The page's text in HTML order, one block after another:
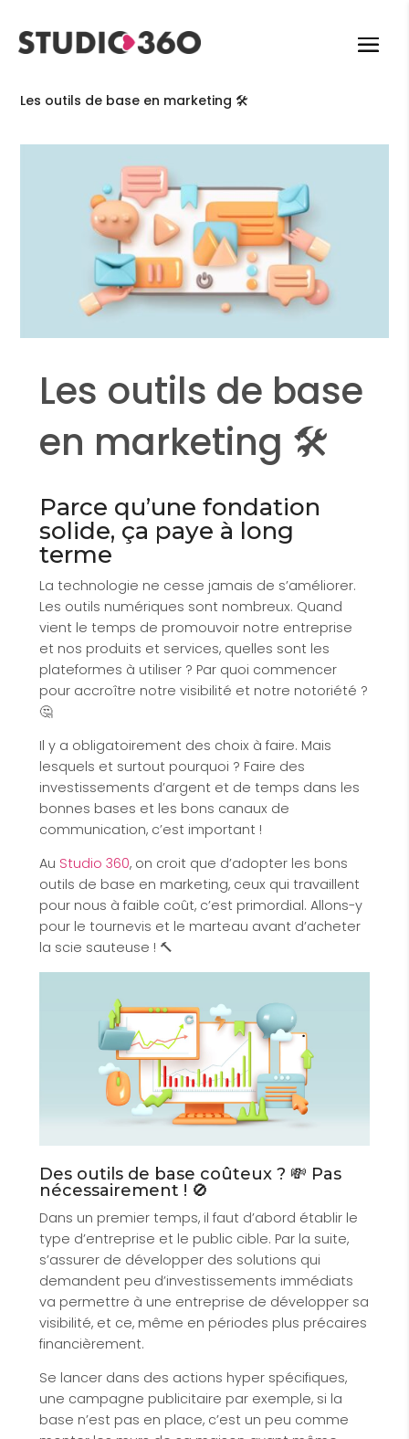
Les outils de base en marketing 🛠️
Les outils de base
en marketing 🛠️
Parce qu’une fondation
solide, ça paye à long
terme
La technologie ne cesse jamais de s’améliorer.
Les outils numériques sont nombreux. Quand
vient le temps de promouvoir notre entreprise
et nos produits et services, quelles sont les
plateformes à utiliser ? Par quoi commencer
pour accroître notre visibilité et notre notoriété ?
🤔
Il y a obligatoirement des choix à faire. Mais
lesquels et surtout pourquoi ? Faire des
investissements d’argent et de temps dans les
bonnes bases et les bons canaux de
communication, c’est important !
Au Studio 360, on croit que d’adopter les bons
outils de base en marketing, ceux qui travaillent
pour nous à faible coût, c’est primordial. Allons-y
pour le tournevis et le marteau avant d’acheter
la scie sauteuse ! 🔨
Des outils de base coûteux ? 💸 Pas
nécessairement ! 🚫
Dans un premier temps, il faut d’abord établir le
type d’entreprise et le public cible. Par la suite,
s’assurer de développer des solutions qui
demandent peu d’investissements immédiats
va permettre à une entreprise de développer sa
visibilité, et ce, même en périodes plus précaires
financièrement.
Se lancer dans des actions hyper spécifiques,
une campagne publicitaire par exemple, si la
base n’est pas en place, c’est un peu comme